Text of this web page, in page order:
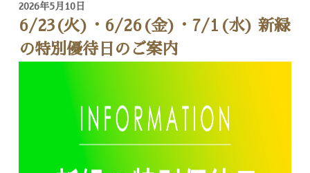
2026年5月10日
6/23(火)・6/26(金)・7/1(水) 新緑
の特別優待日のご案内